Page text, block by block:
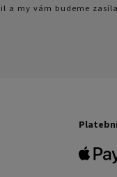
a my vám budeme